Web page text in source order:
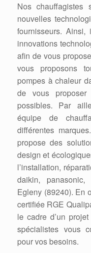
Nos chauffagistes
nouvelles
fournisseurs.
innovations
afin de vous
vous proposons
pompes à chaleur
de vous
possibles. Par
équipe de
différentes
propose des
design et
l’installation,
daikin,
Egleny (89240). En
certifiée RGE
le cadre d’un
spécialistes vous
pour vos besoins.